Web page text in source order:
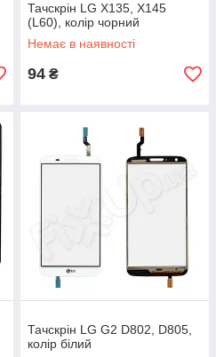
Тачскрін LG X135, X145
(L60), колір чорний
Немає в наявності
94 ₴
Тачскрін LG G2 D802, D805,
колір білий